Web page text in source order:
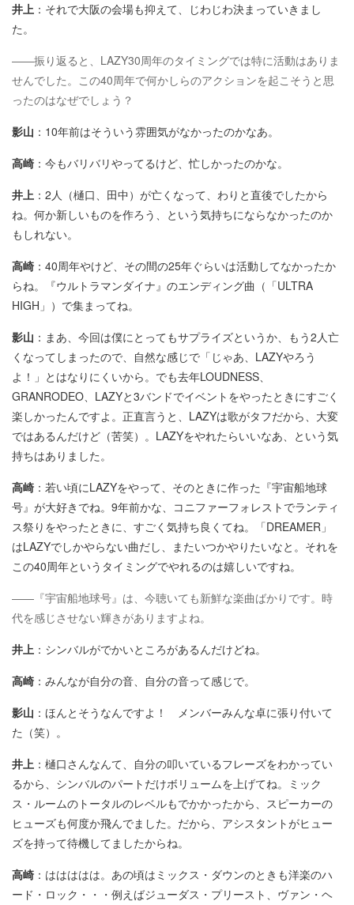
井上 ：それで大阪の会場も抑えて、じわじわ決まっていきまし
た。
――振り返ると、LAZY30周年のタイミングでは特に活動はありま
せんでした。この40周年で何かしらのアクションを起こそうと思
ったのはなぜでしょう？
影山 ：10年前はそういう雰囲気がなかったのかなあ。
高崎 ：今もバリバリやってるけど、忙しかったのかな。
井上 ：2人（樋口、田中）が亡くなって、わりと直後でしたから
ね。何か新しいものを作ろう、という気持ちにならなかったのか
もしれない。
高崎 ：40周年やけど、その間の25年ぐらいは活動してなかったか
らね。『ウルトラマンダイナ』のエンディング曲（「ULTRA
HIGH」）で集まってね。
影山 ：まあ、今回は僕にとってもサプライズというか、もう2人亡
くなってしまったので、自然な感じで「じゃあ、LAZYやろう
よ！」とはなりにくいから。でも去年LOUDNESS、
GRANRODEO、LAZYと3バンドでイベントをやったときにすごく
楽しかったんですよ。正直言うと、LAZYは歌がタフだから、大変
ではあるんだけど（苦笑）。LAZYをやれたらいいなあ、という気
持ちはありました。
高崎 ：若い頃にLAZYをやって、そのときに作った『宇宙船地球
号』が大好きでね。9年前かな、コニファーフォレストでランティ
ス祭りをやったときに、すごく気持ち良くてね。「DREAMER」
はLAZYでしかやらない曲だし、またいつかやりたいなと。それを
この40周年というタイミングでやれるのは嬉しいですね。
――『宇宙船地球号』は、今聴いても新鮮な楽曲ばかりです。時
代を感じさせない輝きがありますよね。
井上 ：シンバルがでかいところがあるんだけどね。
高崎 ：みんなが自分の音、自分の音って感じで。
影山 ：ほんとそうなんですよ！ メンバーみんな卓に張り付いて
た（笑）。
井上 ：樋口さんなんて、自分の叩いているフレーズをわかってい
るから、シンバルのパートだけボリュームを上げてね。ミック
ス・ルームのトータルのレベルもでかかったから、スピーカーの
ヒューズも何度か飛んでました。だから、アシスタントがヒュー
ズを持って待機してましたからね。
高崎 ：ははははは。あの頃はミックス・ダウンのときも洋楽のハ
ード・ロック・・・例えばジューダス・プリースト、ヴァン・ヘ